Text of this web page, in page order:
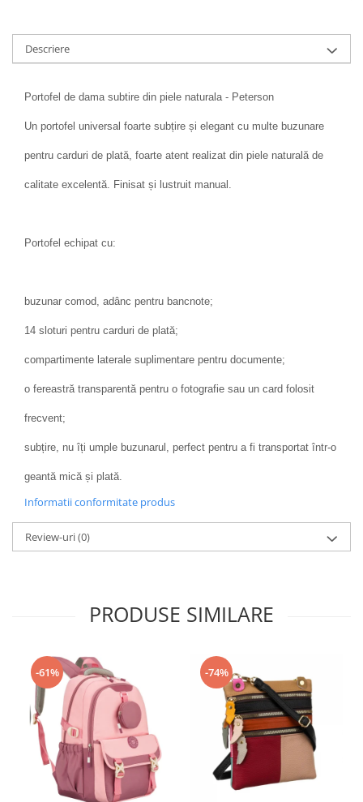
Descriere
Portofel de dama subtire din piele naturala - Peterson
Un portofel universal foarte subțire și elegant cu multe buzunare
pentru carduri de plată, foarte atent realizat din piele naturală de
calitate excelentă. Finisat și lustruit manual.
Portofel echipat cu:
buzunar comod, adânc pentru bancnote;
14 sloturi pentru carduri de plată;
compartimente laterale suplimentare pentru documente;
o fereastră transparentă pentru o fotografie sau un card folosit
frecvent;
subțire, nu îți umple buzunarul, perfect pentru a fi transportat într-o
geantă mică și plată.
Informatii conformitate produs
Review-uri(0)
PRODUSE SIMILARE
-61% -74%